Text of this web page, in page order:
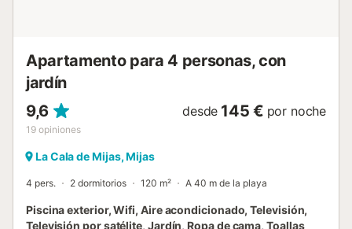
Apartamento para 4 personas, con
jardín
9,6
19 opiniones
desde 145 € por noche
La Cala de Mijas, Mijas
4 pers. 2 dormitorios 120 m² A 40 m de la playa
Piscina exterior, Wifi, Aire acondicionado, Televisión,
Televisión por satélite, Jardín, Ropa de cama, Toallas